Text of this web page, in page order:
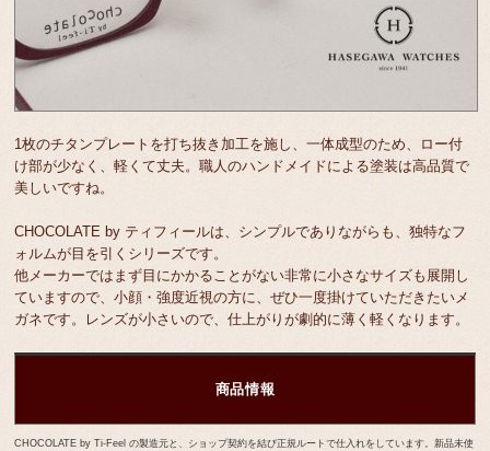
1枚のチタンプレートを打ち抜き加工を施し、一体成型のため、ロー付
け部が少なく、軽くて丈夫。職人のハンドメイドによる塗装は高品質で
美しいですね。
CHOCOLATE by ティフィールは、シンプルでありながらも、独特なフ
ォルムが目を引くシリーズです。
他メーカーではまず目にかかることがない非常に小さなサイズも展開し
ていますので、小顔・強度近視の方に、ぜひ一度掛けていただきたいメ
ガネです。レンズが小さいので、仕上がりが劇的に薄く軽くなります。
商品情報
CHOCOLATE by Ti-Feel の製造元と、ショップ契約を結び正規ルートで仕入れをしています。新品未使